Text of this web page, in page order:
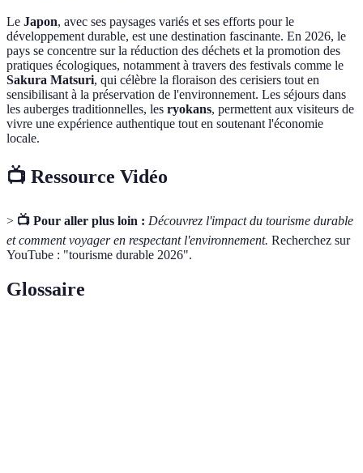
Le Japon, avec ses paysages variés et ses efforts pour le
développement durable, est une destination fascinante. En 2026, le
pays se concentre sur la réduction des déchets et la promotion des
pratiques écologiques, notamment à travers des festivals comme le
Sakura Matsuri, qui célèbre la floraison des cerisiers tout en
sensibilisant à la préservation de l'environnement. Les séjours dans
les auberges traditionnelles, les ryokans, permettent aux visiteurs de
vivre une expérience authentique tout en soutenant l'économie
locale.
📺 Ressource Vidéo
> 📺 Pour aller plus loin : Découvrez l'impact du tourisme durable
et comment voyager en respectant l'environnement. Recherchez sur
YouTube : "tourisme durable 2026".
Glossaire